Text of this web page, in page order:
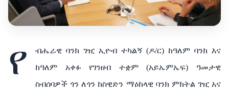
የ ብሔራዊ ባንክ ገዢ ኢዮብ ተካልኝ (ዶ/ር) ከዓለም ባንክ እና
ከዓለም አቀፉ የገንዘብ ተቋም (አይኤምኤፍ) ዓመታዊ
ስብሰባዎች ጎን ለጎን ከስዊድን ማዕከላዊ ባንክ ምክትል ገዢ አና